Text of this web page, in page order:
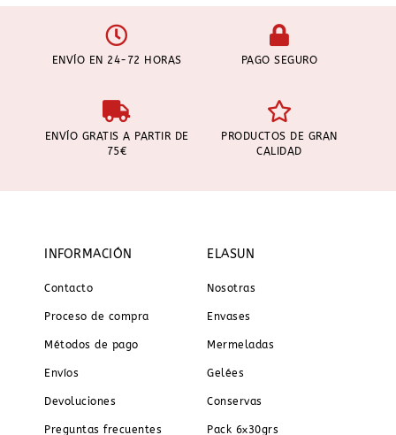
ENVÍO EN 24-72 HORAS PAGO SEGURO
ENVÍO GRATIS A PARTIR DE
75€
PRODUCTOS DE GRAN
CALIDAD
INFORMACIÓN
Contacto
Proceso de compra
Métodos de pago
Envíos
Devoluciones
Preguntas frecuentes
ELASUN
Nosotras
Envases
Mermeladas
Gelées
Conservas
Pack 6x30grs